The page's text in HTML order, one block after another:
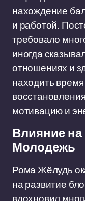
нахождение
и работой.
требовало
иногда
отношениях и
находить
мотивацию и
Влияние
Молодежь
Рома Жёлудь
на развитие